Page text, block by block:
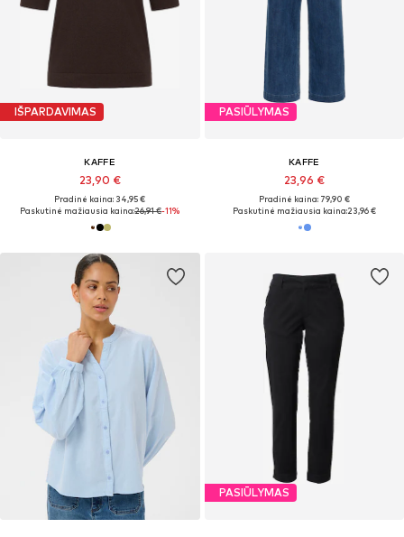
IŠPARDAVIMAS
KAFFE
23,90 €
Pradinė kaina: 34,95 €
Paskutinė mažiausia kaina:26,91 €-11%
PASIŪLYMAS
KAFFE
23,96 €
Pradinė kaina: 79,90 €
Paskutinė mažiausia kaina:23,96 €
PASIŪLYMAS